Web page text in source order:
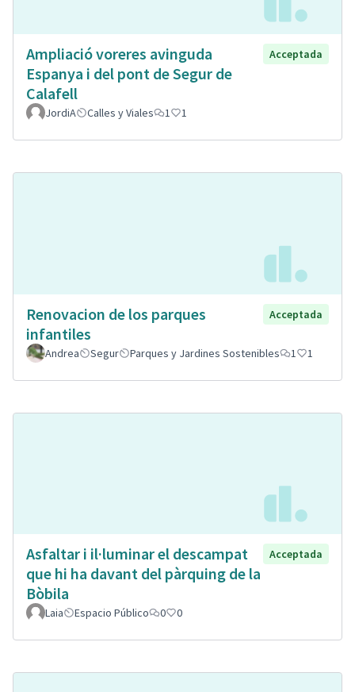
Ampliació voreres avinguda
Espanya i del pont de Segur de
Calafell
Acceptada
JordiA Calles y Viales 1 1
Renovacion de los parques
infantiles
Acceptada
Andrea Segur Parques y Jardines Sostenibles 1 1
Asfaltar i il·luminar el descampat
que hi ha davant del pàrquing de la
Bòbila
Acceptada
Laia Espacio Público 0 0